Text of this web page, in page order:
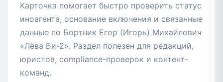
Карточка помогает быстро проверить статус
иноагента, основание включения и связанные
данные по Бортник Егор (Игорь) Михайлович
«Лёва Би-2». Раздел полезен для редакций,
юристов, compliance-проверок и контент-
команд.